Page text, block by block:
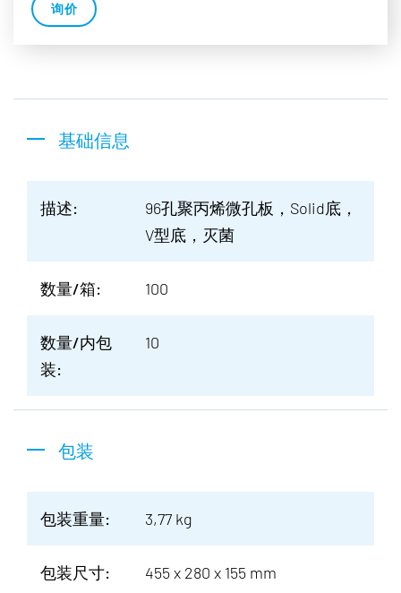
询价
基础信息
描述:
96孔聚丙烯微孔板，Solid底，
V型底，灭菌
数量/箱: 100
数量/内包
装:
10
包装
包装重量: 3,77 kg
包装尺寸: 455 x 280 x 155 mm